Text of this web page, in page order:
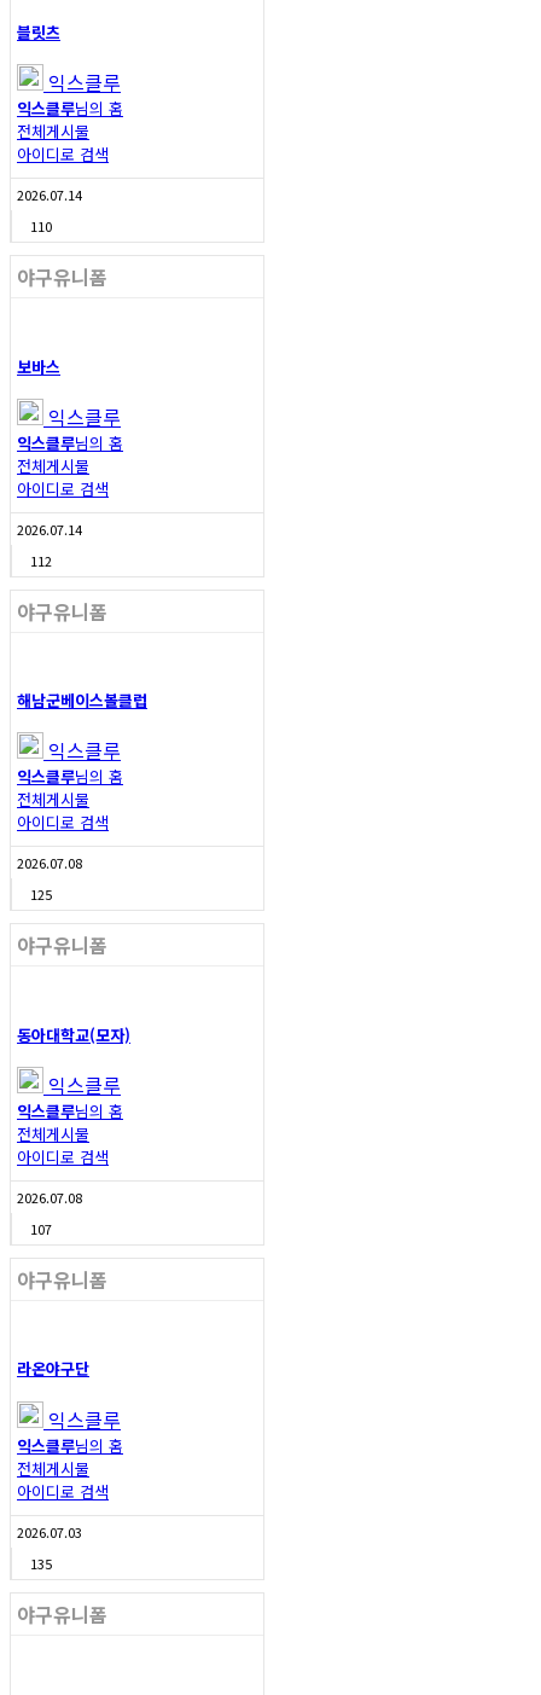
블릿츠
익스클루
익스클루님의 홈
전체게시물
아이디로 검색
2026.07.14
110
야구유니폼
보바스
익스클루
익스클루님의 홈
전체게시물
아이디로 검색
2026.07.14
112
야구유니폼
해남군베이스볼클럽
익스클루
익스클루님의 홈
전체게시물
아이디로 검색
2026.07.08
125
야구유니폼
동아대학교(모자)
익스클루
익스클루님의 홈
전체게시물
아이디로 검색
2026.07.08
107
야구유니폼
라온야구단
익스클루
익스클루님의 홈
전체게시물
아이디로 검색
2026.07.03
135
야구유니폼